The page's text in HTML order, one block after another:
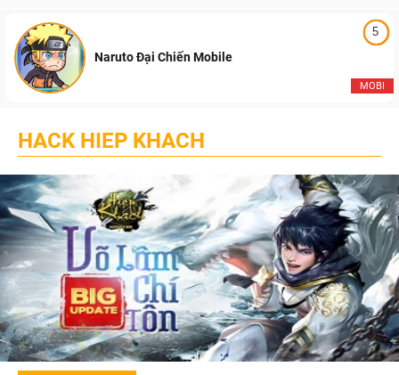
5
MOBI
Naruto Đại Chiến Mobile
HACK HIEP KHACH